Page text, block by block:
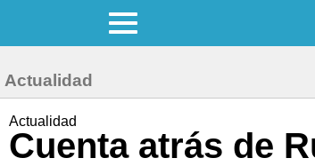
Actualidad
Actualidad
Cuenta atrás de